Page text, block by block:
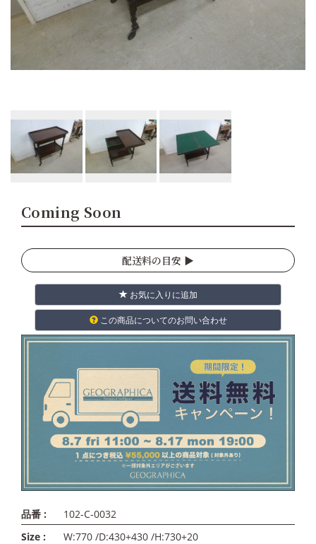
Coming Soon
配送料の目安 ▶︎
お気に入りに追加
この商品についてのお問い合わせ
品番 :
102-C-0032
Size :
W:770 /D:430+430 /H:730+20